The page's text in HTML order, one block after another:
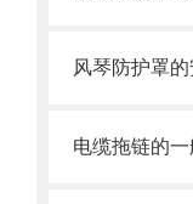
风琴防护罩
电缆拖链的